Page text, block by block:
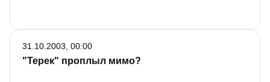
"Терек" проплыл мимо?
31.10.2003, 00:00